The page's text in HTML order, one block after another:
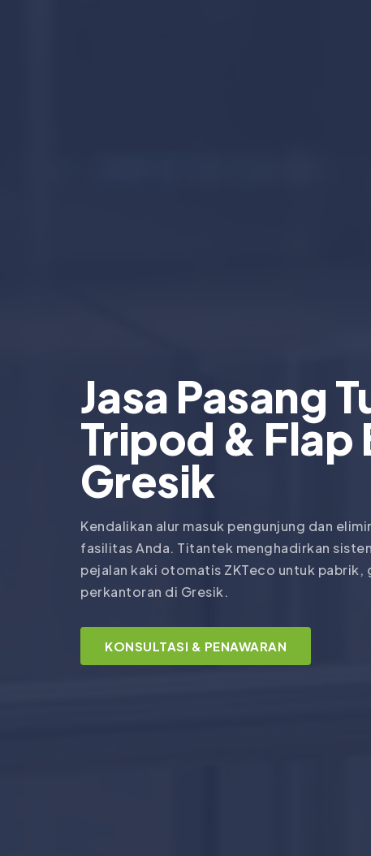
Jasa Pasang
Tripod & Flap
Gresik
Kendalikan alur masuk pengunjung dan
fasilitas Anda. Titantek menghadirkan
pejalan kaki otomatis ZKTeco untuk pabrik,
perkantoran di Gresik.
KONSULTASI & PENAWARAN